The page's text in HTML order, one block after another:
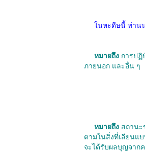
หมายถึง การป
ภายนอก และอื่น ๆ
หมายถึง สถาน
ตามในสิ่งที่เลียนแ
จะได้รับผลบุญจาก